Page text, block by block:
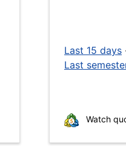
Last 15 days
Last
Watch